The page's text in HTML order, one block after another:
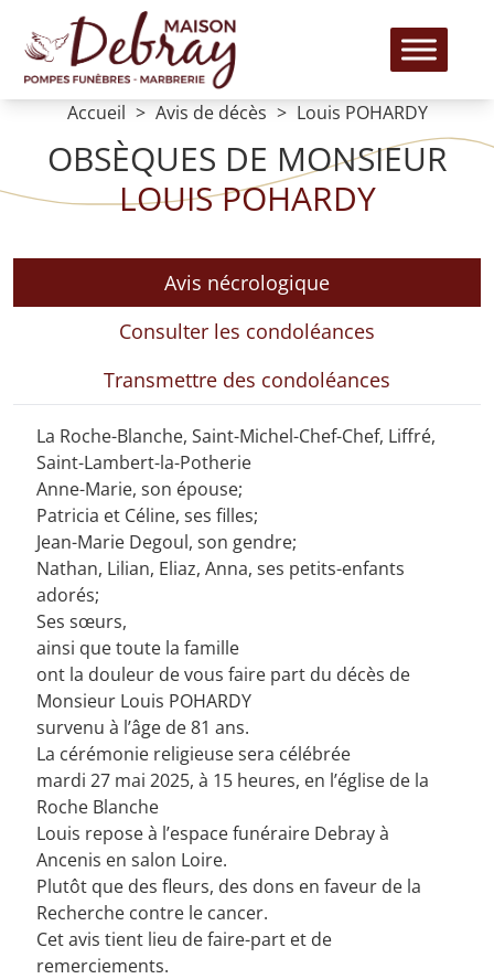
Accueil Avis de décès Louis POHARDY
OBSÈQUES DE MONSIEUR
LOUIS POHARDY
Avis nécrologique
Consulter les condoléances
Transmettre des condoléances
La Roche-Blanche, Saint-Michel-Chef-Chef, Liffré,
Saint-Lambert-la-Potherie
Anne-Marie, son épouse;
Patricia et Céline, ses filles;
Jean-Marie Degoul, son gendre;
Nathan, Lilian, Eliaz, Anna, ses petits-enfants
adorés;
Ses sœurs,
ainsi que toute la famille
ont la douleur de vous faire part du décès de
Monsieur Louis POHARDY
survenu à l’âge de 81 ans.
La cérémonie religieuse sera célébrée
mardi 27 mai 2025, à 15 heures, en l’église de la
Roche Blanche
Louis repose à l’espace funéraire Debray à
Ancenis en salon Loire.
Plutôt que des fleurs, des dons en faveur de la
Recherche contre le cancer.
Cet avis tient lieu de faire-part et de
remerciements.